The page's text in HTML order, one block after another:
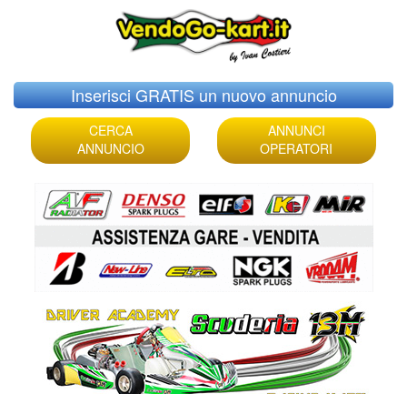
Skip
to
content
Inserisci GRATIS un nuovo annuncio
CERCA
ANNUNCIO
ANNUNCI
OPERATORI